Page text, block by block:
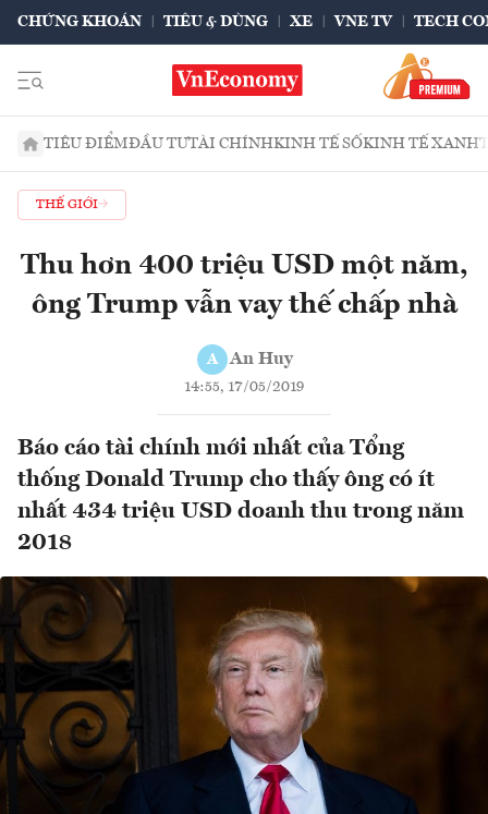
CHỨNG KHOÁN TIÊU & DÙNG XE VNE TV TECH
TIÊU ĐIỂMĐẦU TƯTÀI CHÍNHKINH TẾ SỐKINH TẾ XANH
THẾ GIỚI
Thu hơn 400 triệu USD một năm,
ông Trump vẫn vay thế chấp nhà
A An Huy
14:55, 17/05/2019
Báo cáo tài chính mới nhất của Tổng
thống Donald Trump cho thấy ông có ít
nhất 434 triệu USD doanh thu trong năm
2018